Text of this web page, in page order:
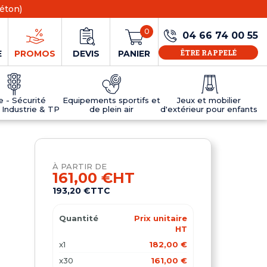
PROMOS DEVIS PANIER
0 04 66 74 00 55
ÊTRE RAPPELÉ
- Sécurité
& TP
Equipements sportifs et
de plein air
Tables de ping-pong en résine
Jeux et mobilier
d'extérieur pour enfants
MOBILIER D'EXTÉRIEUR POUR ENFANTS
À PARTIR DE
161,00 €HT
193,20 €TTC
Quantité
Prix unitaire
HT
x1
182,00 €
x30
161,00 €